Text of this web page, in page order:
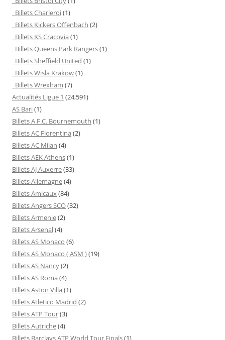
Billets Charleroi(1)
Billets Kickers Offenbach (2)
Billets KS Cracovia (1)
Billets Queens Park Rangers(1)
Billets Sheffield United (1)
Billets Wisla Krakow(1)
Billets Wrexham (7)
Actualités Ligue 1 (24,591)
AS Bari(1)
Billets A.F.C. Bournemouth (1)
Billets AC Fiorentina (2)
Billets AC Milan (4)
Billets AEK Athens(1)
Billets AJ Auxerre(33)
Billets Allemagne(4)
Billets Amicaux(84)
Billets Angers SCO(32)
Billets Armenie(2)
Billets Arsenal(4)
Billets AS Monaco (6)
Billets AS Monaco ( ASM )(19)
Billets AS Nancy(2)
Billets AS Roma (4)
Billets Aston Villa (1)
Billets Atletico Madrid (2)
Billets ATP Tour(3)
Billets Autriche(4)
Billets Barclays ATP World Tour Finals(1)